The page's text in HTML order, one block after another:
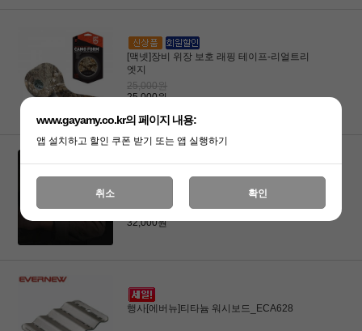
[맥넷]장비 위장 보호 래핑 테이프-리얼트리
엣지
25,000원
25,000원
[넥스토치]UT51 충전식 긴급 신호 LED팔
32,000원
32,000원
행사[에버뉴]티타늄 워시보드_ECA628
www.gayamy.co.kr의 페이지 내용:
앱 설치하고 할인 쿠폰 받기 또는 앱 실행하기
취소 확인